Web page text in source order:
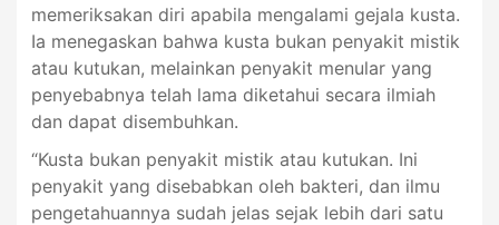
memeriksakan diri apabila mengalami gejala kusta.
Ia menegaskan bahwa kusta bukan penyakit mistik
atau kutukan, melainkan penyakit menular yang
penyebabnya telah lama diketahui secara ilmiah
dan dapat disembuhkan.
“Kusta bukan penyakit mistik atau kutukan. Ini
penyakit yang disebabkan oleh bakteri, dan ilmu
pengetahuannya sudah jelas sejak lebih dari satu